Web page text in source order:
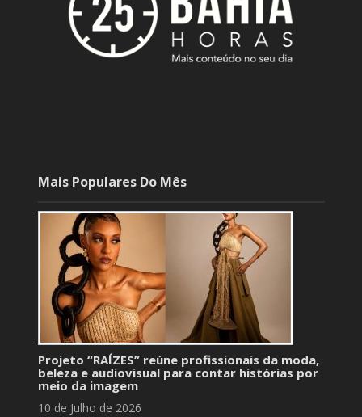
Mais Populares Do Mês
Projeto “RAÍZES” reúne profissionais da moda,
beleza e audiovisual para contar histórias por
meio da imagem
10 de Julho de 2026